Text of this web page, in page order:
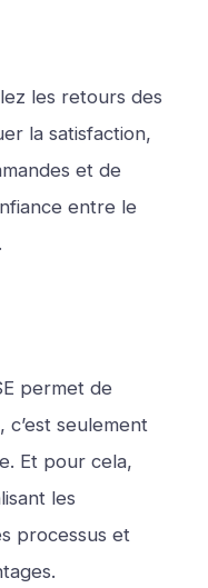
les retours des
la satisfaction,
et de
entre le
permet de
c’est seulement
Et pour cela,
les
processus et